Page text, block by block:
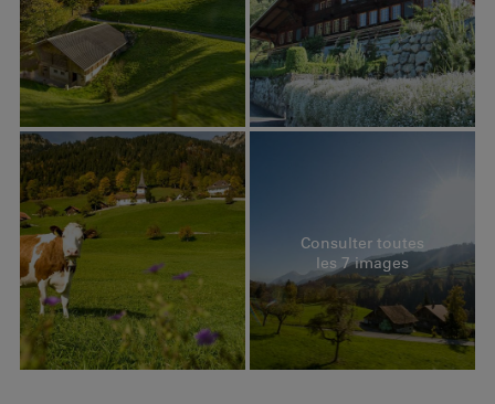
Consulter toutes
les 7 images